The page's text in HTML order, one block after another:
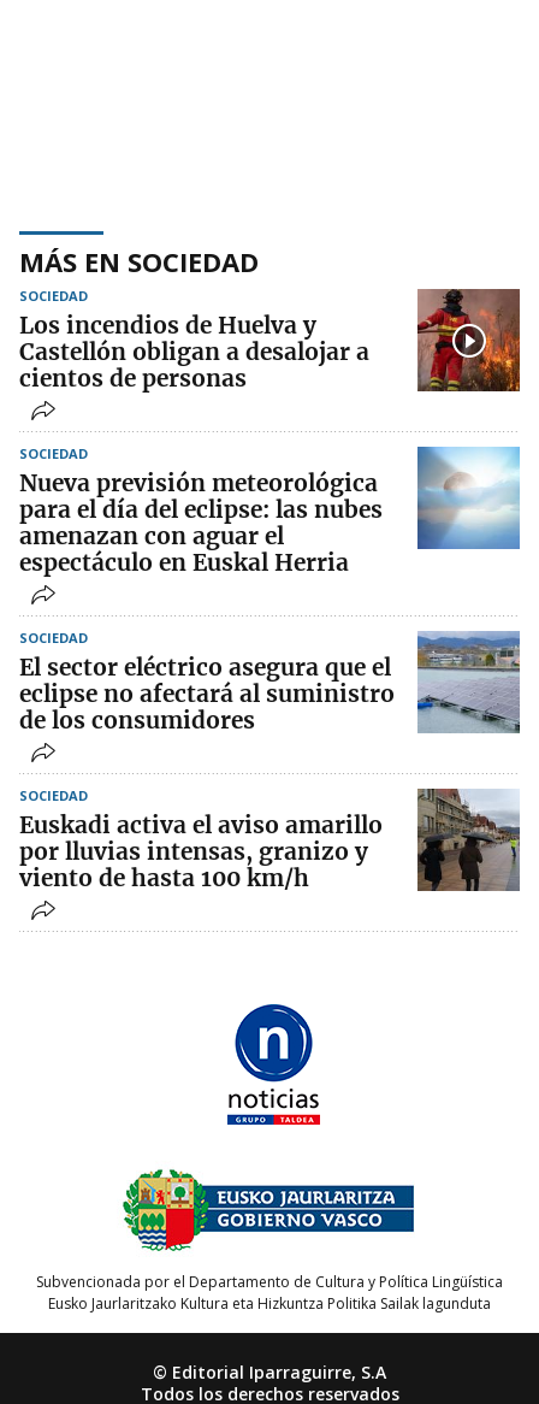
MÁS EN SOCIEDAD
SOCIEDAD
Los incendios de Huelva y
Castellón obligan a desalojar a
cientos de personas
SOCIEDAD
Nueva previsión meteorológica
para el día del eclipse: las nubes
amenazan con aguar el
espectáculo en Euskal Herria
SOCIEDAD
El sector eléctrico asegura que el
eclipse no afectará al suministro
de los consumidores
SOCIEDAD
Euskadi activa el aviso amarillo
por lluvias intensas, granizo y
viento de hasta 100 km/h
Subvencionada por el Departamento de Cultura y Política Lingüística
Eusko Jaurlaritzako Kultura eta Hizkuntza Politika Sailak lagunduta
© Editorial Iparraguirre, S.A
Todos los derechos reservados